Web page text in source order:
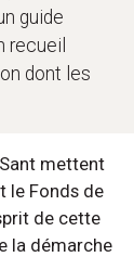
guide
recueil
dont les
mettent
le Fonds de
de cette
la démarche